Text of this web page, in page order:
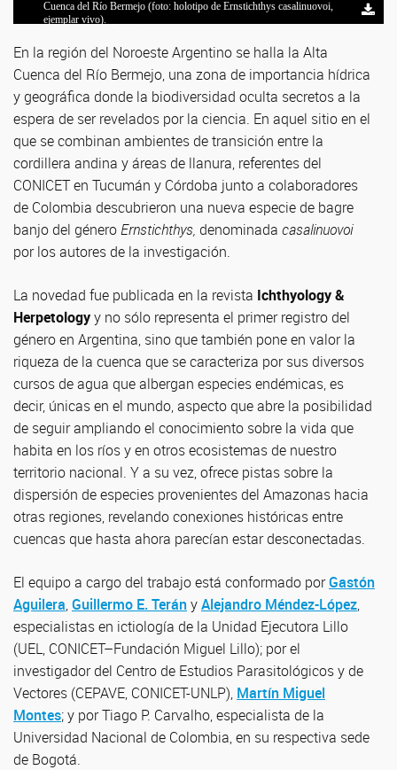
Cuenca del Río Bermejo (foto: holotipo de Ernstichthys casalinuovoi,
ejemplar vivo).
(imagen: gentileza investigadores).
casalinuovoi (imagen: gentileza investigadores).
casalinuovoi (imagen: gentileza investigadores).
participó del hallazgo del bagre banjo (foto: gentileza investigadores).
se le dedicó el nombre de la especie (foto: gentileza investigadores).
equipo de trabajo que participó del hallazgo del bagre banjo (foto:
gentileza investigadores).
En la región del Noroeste Argentino se halla la Alta
Cuenca del Río Bermejo, una zona de importancia hídrica
y geográfica donde la biodiversidad oculta secretos a la
espera de ser revelados por la ciencia. En aquel sitio en el
que se combinan ambientes de transición entre la
cordillera andina y áreas de llanura, referentes del
CONICET en Tucumán y Córdoba junto a colaboradores
de Colombia descubrieron una nueva especie de bagre
banjo del géneroErnstichthys, denominada casalinuovoi
por los autores de la investigación.
La novedad fue publicada en la revista Ichthyology &
Herpetologyy no sólo representa el primer registro del
género en Argentina, sino que también pone en valor la
riqueza de la cuenca que se caracteriza por sus diversos
cursos de agua que albergan especies endémicas, es
decir, únicas en el mundo, aspecto que abre la posibilidad
de seguir ampliando el conocimiento sobre la vida que
habita en los ríos y en otros ecosistemas de nuestro
territorio nacional. Y a su vez, ofrece pistas sobre la
dispersión de especies provenientes del Amazonas hacia
otras regiones, revelando conexiones históricas entre
cuencas que hasta ahora parecían estar desconectadas.
El equipo a cargo del trabajo está conformado porGastón
Aguilera,Guillermo E. TerányAlejandro Méndez-López,
especialistas en ictiología de la Unidad Ejecutora Lillo
(UEL, CONICET–Fundación Miguel Lillo); por el
investigador del Centro de Estudios Parasitológicos y de
Vectores (CEPAVE, CONICET-UNLP), Martín Miguel
Montes; y por Tiago P. Carvalho, especialista de la
Universidad Nacional de Colombia, en su respectiva sede
de Bogotá.